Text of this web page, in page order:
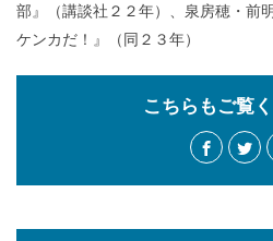
部』（講談社２２年）、泉房穂・前
ケンカだ！』（同２３年）
こちらもご覧